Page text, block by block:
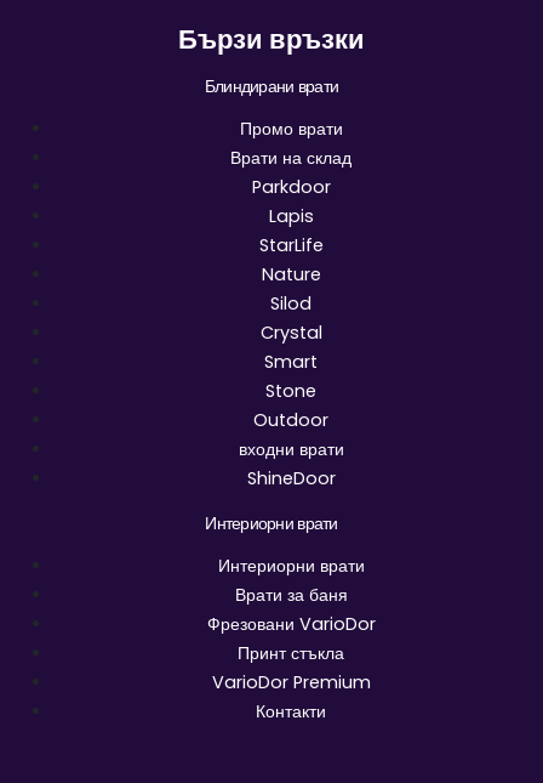
Бързи връзки
Блиндирани врати
Промо врати
Врати на склад
Parkdoor
Lapis
StarLife
Nature
Silod
Crystal
Smart
Stone
Outdoor
входни врати
ShineDoor
Интериорни врати
Интериорни врати
Врати за баня
Фрезовани VarioDor
Принт стъкла
VarioDor Premium
Контакти